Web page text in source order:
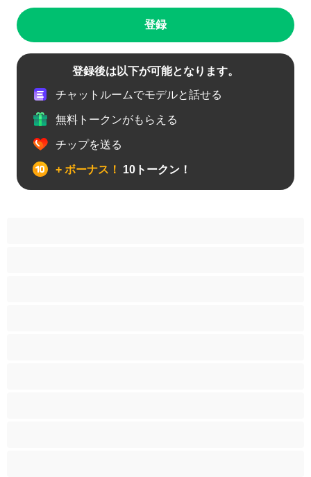
登録
登録後は以下が可能となります。
チャットルームでモデルと話せる
無料トークンがもらえる
チップを送る
+ ボーナス！ 10トークン！